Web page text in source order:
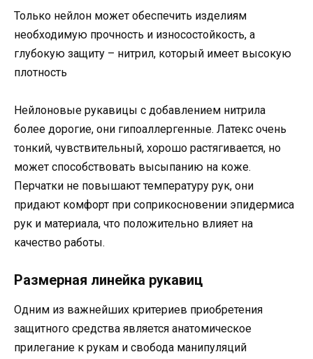
Только нейлон может обеспечить изделиям
необходимую прочность и износостойкость, а
глубокую защиту – нитрил, который имеет высокую
плотность
Нейлоновые рукавицы с добавлением нитрила
более дорогие, они гипоаллергенные. Латекс очень
тонкий, чувствительный, хорошо растягивается, но
может способствовать высыпанию на коже.
Перчатки не повышают температуру рук, они
придают комфорт при соприкосновении эпидермиса
рук и материала, что положительно влияет на
качество работы.
Размерная линейка рукавиц
Одним из важнейших критериев приобретения
защитного средства является анатомическое
прилегание к рукам и свобода манипуляций